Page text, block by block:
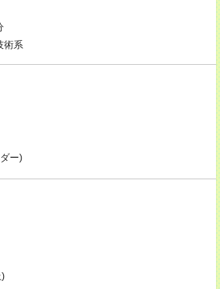
術系
ー)
)